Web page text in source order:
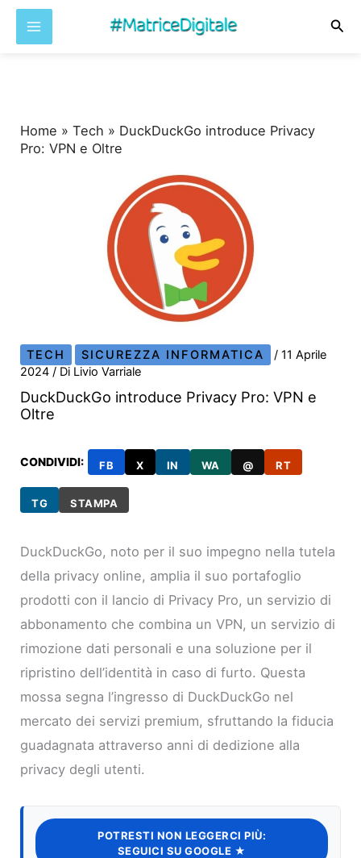
Home »Tech » DuckDuckGo introduce Privacy
Pro: VPN e Oltre
TECH SICUREZZA INFORMATICA /11 Aprile
2024/ Di Livio Varriale
DuckDuckGo introduce Privacy Pro: VPN e
Oltre
CONDIVIDI: FB X IN WA @ RT
TG STAMPA
DuckDuckGo, noto per il suo impegno nella tutela
della privacy online, amplia il suo portafoglio
prodotti con il lancio di Privacy Pro, un servizio di
abbonamento che combina un VPN, un servizio di
rimozione dati personali e una soluzione per il
ripristino dell’identità in caso di furto. Questa
mossa segna l’ingresso di DuckDuckGo nel
mercato dei servizi premium, sfruttando la fiducia
guadagnata attraverso anni di dedizione alla
privacy degli utenti.
POTRESTI NON LEGGERCI PIÙ:
SEGUICI SU GOOGLE ★